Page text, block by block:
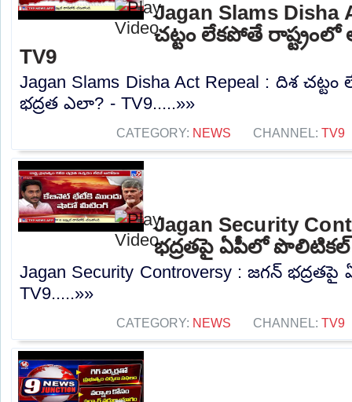
Jagan Slams Disha
చట్టం లేకపోతే
TV9
Jagan Slams Disha Act Repeal : దిశ
భద్రత ఎలా? - TV9.....»»
CATEGORY: NEWS CHANNEL: TV9
Jagan Security
భద్రతపై ఏపీలో పొలిటికల్
Jagan Security Controversy : జగన్‌
TV9.....»»
CATEGORY: NEWS CHANNEL: TV9